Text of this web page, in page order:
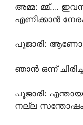
അമ്മ: മ്മ്….
എണീക്കാൻ
പൂജാരി:
ഞാൻ ഒന്ന്
പൂജാരി:
നല്ല സന്തോഷം